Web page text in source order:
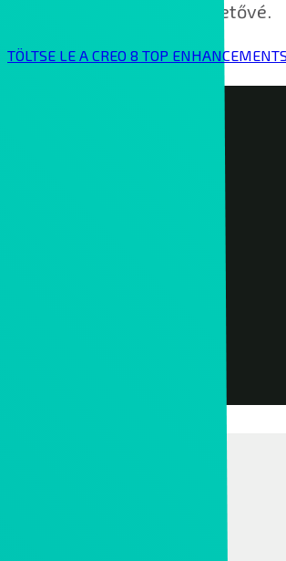
lehetőségek váltak elérhetővé.
TÖLTSE LE A CREO 8 TOP